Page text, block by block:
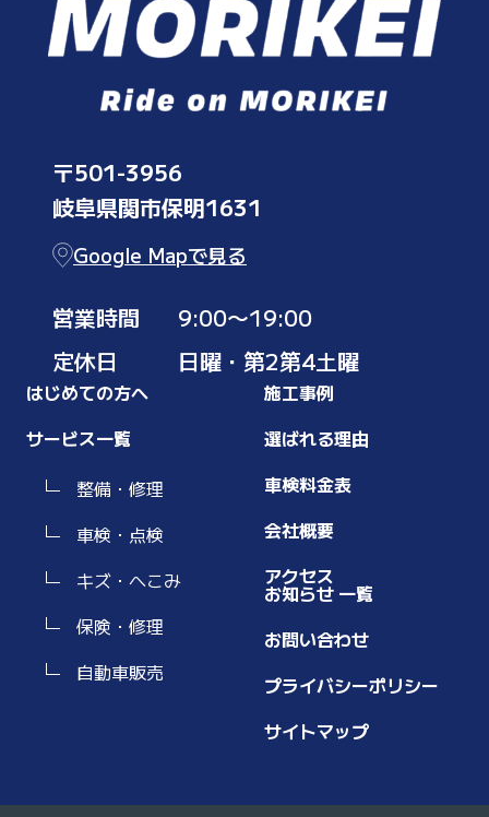
〒501-3956
岐阜県関市保明1631
Google Mapで見る
営業時間
9:00〜19:00
定休日
日曜・第2第4土曜
はじめての方へ
サービス一覧
整備・修理
車検・点検
キズ・へこみ
保険・修理
自動車販売
施工事例
選ばれる理由
車検料金表
会社概要
アクセス
お知らせ 一覧
お問い合わせ
プライバシーポリシー
サイトマップ